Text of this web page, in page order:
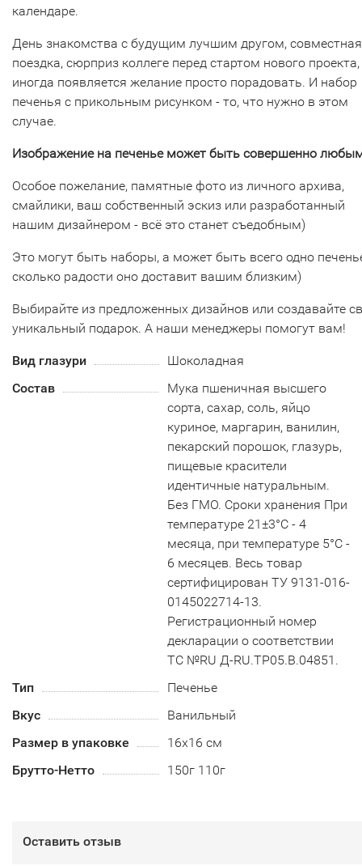
календаре.
День знакомства с будущим лучшим другом, совместная
поездка, сюрприз коллеге перед стартом нового
иногда появляется желание просто порадовать. И набор
печенья с прикольным рисунком - то, что нужно в этом
случае.
Изображение на печенье может быть совершенно
Особое пожелание, памятные фото из личного архива,
смайлики, ваш собственный эскиз или разработанный
нашим дизайнером - всё это станет съедобным)
Это могут быть наборы, а может быть всего одно
сколько радости оно доставит вашим близким)
Выбирайте из предложенных дизайнов или создавайте
уникальный подарок. А наши менеджеры помогут вам!
Вид глазури
Шоколадная
Состав
Мука пшеничная высшего
сорта, сахар, соль, яйцо
куриное, маргарин, ванилин,
пекарский порошок, глазурь,
пищевые красители
идентичные натуральным.
Без ГМО. Сроки хранения При
температуре 21±3°С - 4
месяца, при температуре 5°С -
6 месяцев. Весь товар
сертифицирован ТУ 9131-016-
0145022714-13.
Регистрационный номер
декларации о соответствии
ТС №RU Д-RU.TP05.B.04851.
Тип
Печенье
Вкус
Ванильный
Размер в упаковке
16х16 см
Брутто-Нетто
150г 110г
Оставить отзыв